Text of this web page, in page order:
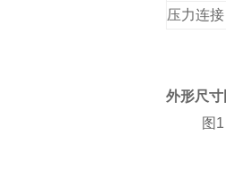
压力连
外形尺寸
图